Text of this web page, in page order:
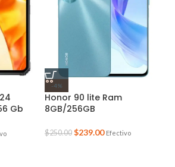
Gb
-4%
Honor 90 lite Ram
8GB/256GB
$250.00 $239.00 Efectivo